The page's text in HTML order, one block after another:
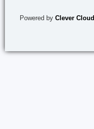
Powered by Clever Cloud